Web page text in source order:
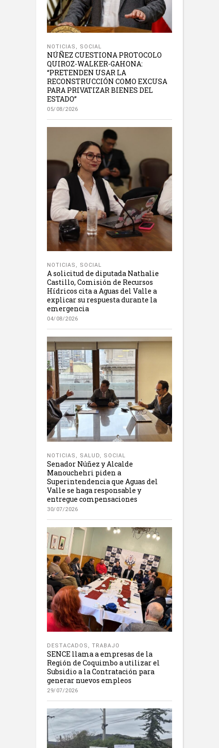
NOTICIAS , SOCIAL
NÚÑEZ CUESTIONA PROTOCOLO
QUIROZ-WALKER-GAHONA:
“PRETENDEN USAR LA
RECONSTRUCCIÓN COMO EXCUSA
PARA PRIVATIZAR BIENES DEL
ESTADO”
05/08/2026
NOTICIAS , SOCIAL
A solicitud de diputada Nathalie
Castillo, Comisión de Recursos
Hídricos cita a Aguas del Valle a
explicar su respuesta durante la
emergencia
04/08/2026
NOTICIAS , SALUD, SOCIAL
Senador Núñez y Alcalde
Manouchehri piden a
Superintendencia que Aguas del
Valle se haga responsable y
entregue compensaciones
30/07/2026
DESTACADOS , TRABAJO
SENCE llama a empresas de la
Región de Coquimbo a utilizar el
Subsidio a la Contratación para
generar nuevos empleos
29/07/2026